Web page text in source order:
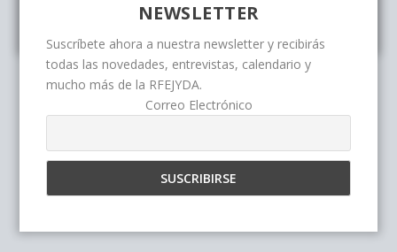
NEWSLETTER
Suscríbete ahora a nuestra newsletter y recibirás
todas las novedades, entrevistas, calendario y
mucho más de la RFEJYDA.
Correo Electrónico